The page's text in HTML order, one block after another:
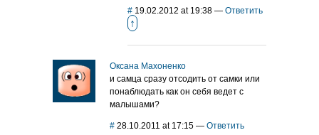
# 19.02.2012 at 19:38 — Ответить
↑
Оксана Махоненко
и самца сразу отсодить от самки или
понаблюдать как он себя ведет с
малышами?
# 28.10.2011 at 17:15 — Ответить